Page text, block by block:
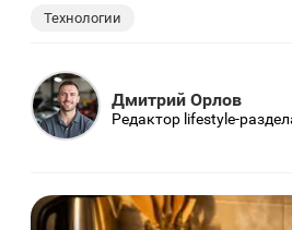
Технологии
Дмитрий Орлов
Редактор lifestyle-